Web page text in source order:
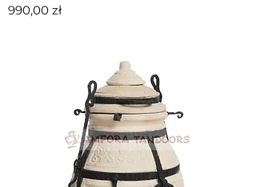
Cena
990,00 zł